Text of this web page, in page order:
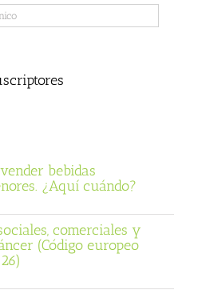
bebidas
¿Aquí cuándo?
comerciales y
(Código europeo